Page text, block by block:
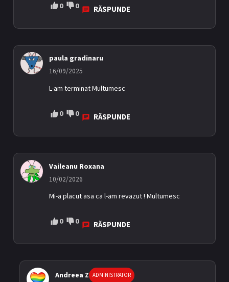
0 0 RĂSPUNDE
paula gradinaru
16/09/2025
L-am terminat Multumesc
0 0 RĂSPUNDE
Vaileanu Roxana
10/02/2026
Mi-a placut asa ca l-am revazut ! Multumesc
0 0 RĂSPUNDE
Andreea Z ADMINISTRATOR